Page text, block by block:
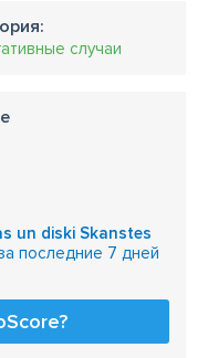
случаи
un diski Skanstes
последние 7 дней